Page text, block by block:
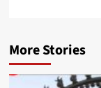
More Stories